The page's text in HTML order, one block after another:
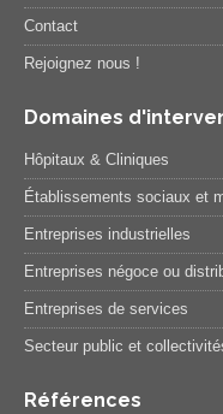
Contact
Rejoignez nous !
Domaines
Hôpitaux & Cliniques
Établissements sociaux et
Entreprises industrielles
Entreprises négoce ou
Entreprises de services
Secteur public et
Références